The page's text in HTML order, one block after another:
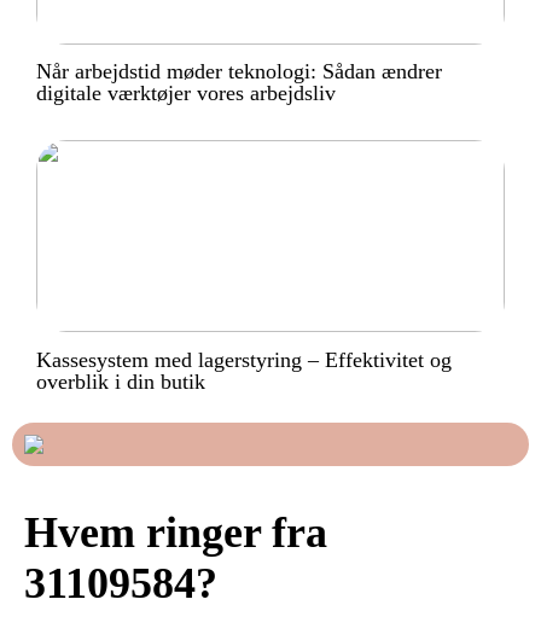
Når arbejdstid møder teknologi: Sådan ændrer
digitale værktøjer vores arbejdsliv
Kassesystem med lagerstyring – Effektivitet og
overblik i din butik
Hvem ringer fra
31109584?